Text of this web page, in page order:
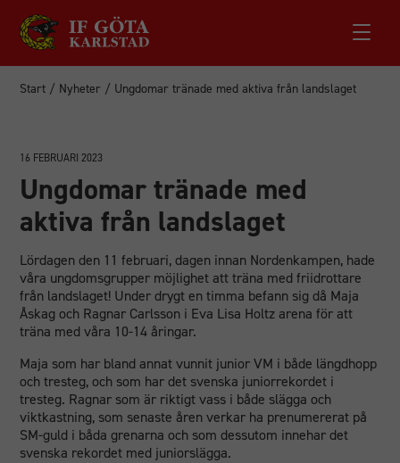
Start / Nyheter / Ungdomar tränade med aktiva från landslaget
16 FEBRUARI 2023
Ungdomar tränade med
aktiva från landslaget
Lördagen den 11 februari, dagen innan Nordenkampen, hade
våra ungdomsgrupper möjlighet att träna med friidrottare
från landslaget! Under drygt en timma befann sig då Maja
Åskag och Ragnar Carlsson i Eva Lisa Holtz arena för att
träna med våra 10-14 åringar.
Maja som har bland annat vunnit junior VM i både längdhopp
och tresteg, och som har det svenska juniorrekordet i
tresteg. Ragnar som är riktigt vass i både slägga och
viktkastning, som senaste åren verkar ha prenumererat på
SM-guld i båda grenarna och som dessutom innehar det
svenska rekordet med juniorslägga.